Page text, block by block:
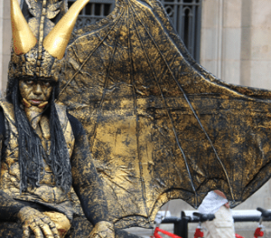
EN
FAMILLE